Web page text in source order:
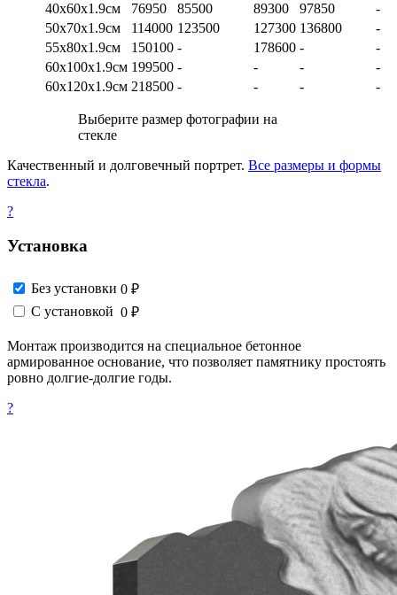
40х60х1.9см 76950 85500 89300 97850
-
50х70х1.9см
114000 123500 127300 136800
-
55х80х1.9см
150100 - 178600 -
-
60х100х1.9см 199500 - - -
-
60х120х1.9см 218500 - - - -
Выберите размер фотографии на
стекле
Качественный и долговечный портрет. Все размеры и формы
стекла.
?
Установка
Без установки 0 ₽
С установкой 0 ₽
Монтаж производится на специальное бетонное
армированное основание, что позволяет памятнику простоять
ровно долгие-долгие годы.
?